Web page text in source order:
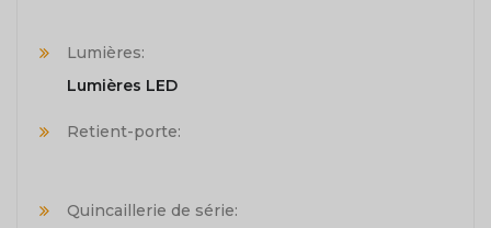
Lumières:
Lumières LED
Retient-porte:
Quincaillerie de série: